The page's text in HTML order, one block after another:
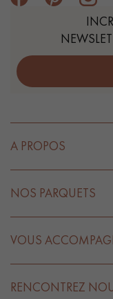
A PROPOS
NOS PARQUETS
VOUS
RENCONTREZ